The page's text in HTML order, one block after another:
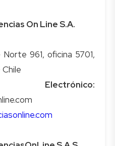
On Line S.A.
Norte 961, oficina 5701,